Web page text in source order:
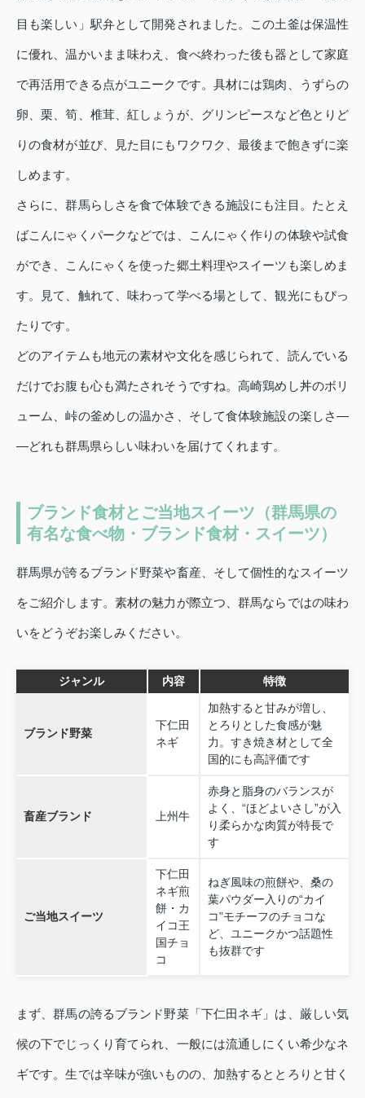
目も楽しい」駅弁として開発されました。この土釜は保温性
に優れ、温かいまま味わえ、食べ終わった後も器として家庭
で再活用できる点がユニークです。具材には鶏肉、うずらの
卵、栗、筍、椎茸、紅しょうが、グリンピースなど色とりど
りの食材が並び、見た目にもワクワク、最後まで飽きずに楽
しめます。
さらに、群馬らしさを食で体験できる施設にも注目。たとえ
ばこんにゃくパークなどでは、こんにゃく作りの体験や試食
ができ、こんにゃくを使った郷土料理やスイーツも楽しめま
す。見て、触れて、味わって学べる場として、観光にもぴっ
たりです。
どのアイテムも地元の素材や文化を感じられて、読んでいる
だけでお腹も心も満たされそうですね。高崎鶏めし丼のボリ
ューム、峠の釜めしの温かさ、そして食体験施設の楽しさ―
―どれも群馬県らしい味わいを届けてくれます。
ブランド食材とご当地スイーツ（群馬県の
有名な食べ物・ブランド食材・スイーツ）
群馬県が誇るブランド野菜や畜産、そして個性的なスイーツ
をご紹介します。素材の魅力が際立つ、群馬ならではの味わ
いをどうぞお楽しみください。
ジャンル 内容 特徴
ブランド野菜
下仁田
ネギ
加熱すると甘みが増し、
とろりとした食感が魅
力。すき焼き材として全
国的にも高評価です
畜産ブランド 上州牛
赤身と脂身のバランスが
よく、“ほどよいさし”が入
り柔らかな肉質が特長で
す
ご当地スイーツ
下仁田
ネギ煎
餅・カ
イコ王
国チョ
コ
ねぎ風味の煎餅や、桑の
葉パウダー入りの“カイ
コ”モチーフのチョコな
ど、ユニークかつ話題性
も抜群です
まず、群馬の誇るブランド野菜「下仁田ネギ」は、厳しい気
候の下でじっくり育てられ、一般には流通しにくい希少なネ
ギです。生では辛味が強いものの、加熱するととろりと甘く